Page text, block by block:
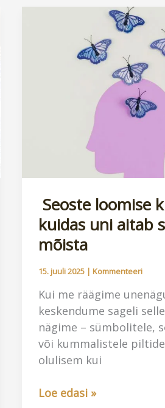
sõnumiga
Seoste loomise
kuidas uni aitab
mõista
15. juuli 2025 | Kommenteeri
Kui me räägime
keskendume sageli
nägime – sümbolitele,
või kummalistele
olulisem kui
Seoste
Loe edasi »